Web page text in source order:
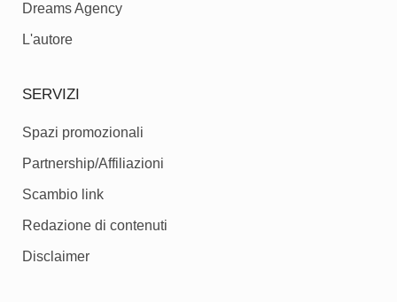
Dreams Agency
L'autore
SERVIZI
Spazi promozionali
Partnership/Affiliazioni
Scambio link
Redazione di contenuti
Disclaimer